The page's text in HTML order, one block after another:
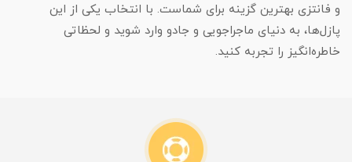
و فانتزی بهترین گزینه برای شماست. با انتخاب یکی از این
پازل‌ها، به دنیای ماجراجویی و جادو وارد شوید و لحظاتی
خاطره‌انگیز را تجربه کنید.